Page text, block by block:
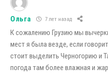
Ольга 7 лет назад
К сожалению Грузию мы
мест я была везде, если
стоит выделить Черногорию и
погода там более влажная и